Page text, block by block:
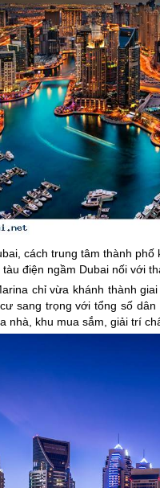
, cách trung tâm thành phố
điện ngầm Dubai nối với
chỉ vừa khánh thành
sang trọng với tổng số
nhà, khu mua sắm, giải trí